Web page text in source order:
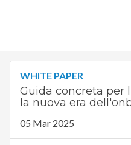
WHITE PAPER
Guida concreta per
la nuova era
05 Mar 2025